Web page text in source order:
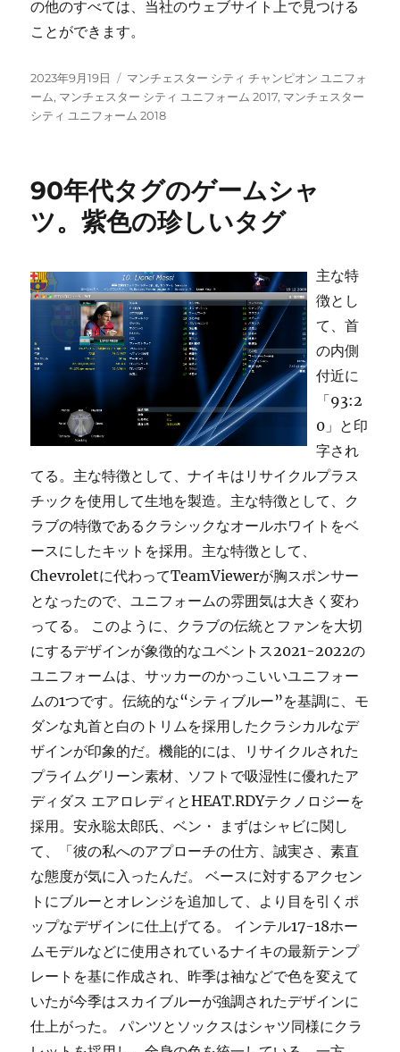
の他のすべては、当社のウェブサイト上で見つける
ことができます。
投
稿
日:
2023年9月19日
タ
グ
マンチェスター シティ チャンピオン ユニフォ
ーム, マンチェスター シティ ユニフォーム 2017, マンチェスター
シティ ユニフォーム 2018
90年代タグのゲームシャ
ツ。紫色の珍しいタグ
主な特
徴とし
て、首
の内側
付近に
「93:2
0」と印
字され
てる。主な特徴として、ナイキはリサイクルプラス
チックを使用して生地を製造。主な特徴として、ク
ラブの特徴であるクラシックなオールホワイトをベ
ースにしたキットを採用。主な特徴として、
Chevroletに代わってTeamViewerが胸スポンサー
となったので、ユニフォームの雰囲気は大きく変わ
ってる。 このように、クラブの伝統とファンを大切
にするデザインが象徴的なユベントス2021-2022の
ユニフォームは、サッカーのかっこいいユニフォー
ムの1つです。伝統的な“シティブルー”を基調に、モ
ダンな丸首と白のトリムを採用したクラシカルなデ
ザインが印象的だ。機能的には、リサイクルされた
プライムグリーン素材、ソフトで吸湿性に優れたア
ディダス エアロレディとHEAT.RDYテクノロジーを
採用。安永聡太郎氏、ベン・ まずはシャビに関し
て、「彼の私へのアプローチの仕方、誠実さ、素直
な態度が気に入ったんだ。 ベースに対するアクセン
トにブルーとオレンジを追加して、より目を引くポ
ップなデザインに仕上げてる。 インテル17-18ホー
ムモデルなどに使用されているナイキの最新テンプ
レートを基に作成され、昨季は袖などで色を変えて
いたが今季はスカイブルーが強調されたデザインに
仕上がった。 パンツとソックスはシャツ同様にクラ